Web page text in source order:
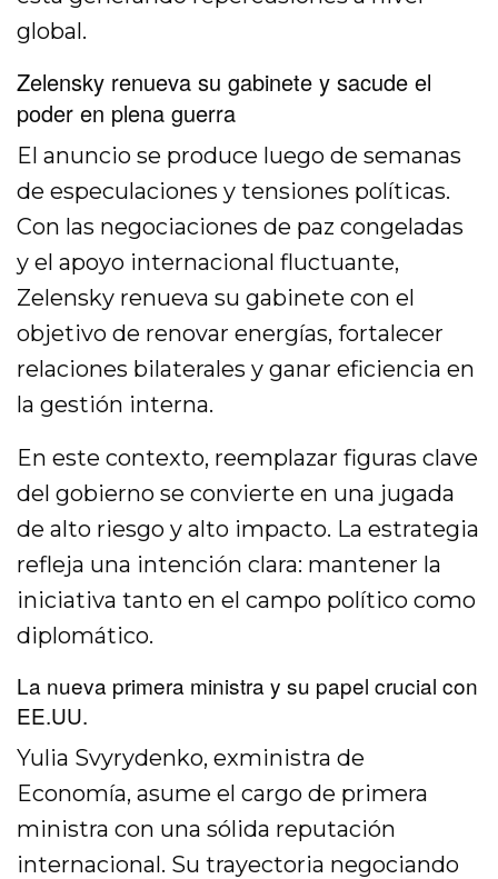
global.
Zelensky renueva su gabinete y sacude el
poder en plena guerra
El anuncio se produce luego de semanas
de especulaciones y tensiones políticas.
Con las negociaciones de paz congeladas
y el apoyo internacional fluctuante,
Zelensky renueva su gabinete con el
objetivo de renovar energías, fortalecer
relaciones bilaterales y ganar eficiencia en
la gestión interna.
En este contexto, reemplazar figuras clave
del gobierno se convierte en una jugada
de alto riesgo y alto impacto. La estrategia
refleja una intención clara: mantener la
iniciativa tanto en el campo político como
diplomático.
La nueva primera ministra y su papel crucial con
EE.UU.
Yulia Svyrydenko, exministra de
Economía, asume el cargo de primera
ministra con una sólida reputación
internacional. Su trayectoria negociando